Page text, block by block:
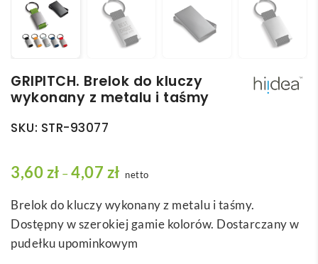
GRIPITCH. Brelok do kluczy
wykonany z metalu i taśmy
SKU: STR-93077
3,60zł –4,07 złZ
k
r
e
netto
Brelok do kluczy wykonany z metalu i taśmy.
Dostępny w szerokiej gamie kolorów. Dostarczany w
pudełku upominkowym